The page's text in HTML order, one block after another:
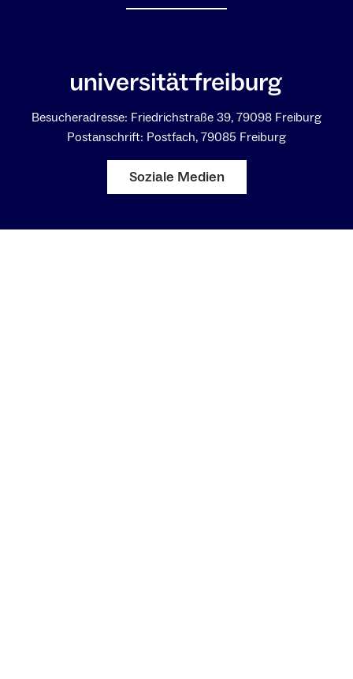
Besucheradresse: Friedrichstraße 39, 79098 Freiburg
Postanschrift: Postfach, 79085 Freiburg
Soziale Medien